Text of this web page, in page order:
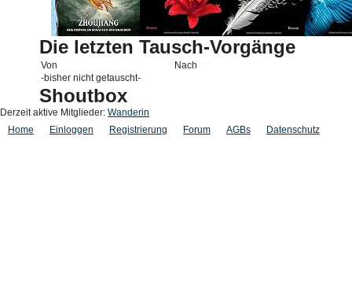
Die letzten Tausch-Vorgänge
Von
Nach
-bisher nicht getauscht-
Shoutbox
Derzeit aktive Mitglieder: Wanderin
Home
Einloggen Registrierung Forum AGBs Datenschutz